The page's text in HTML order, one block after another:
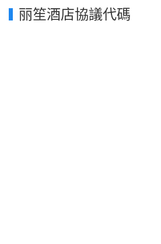
丽笙酒店協議代碼